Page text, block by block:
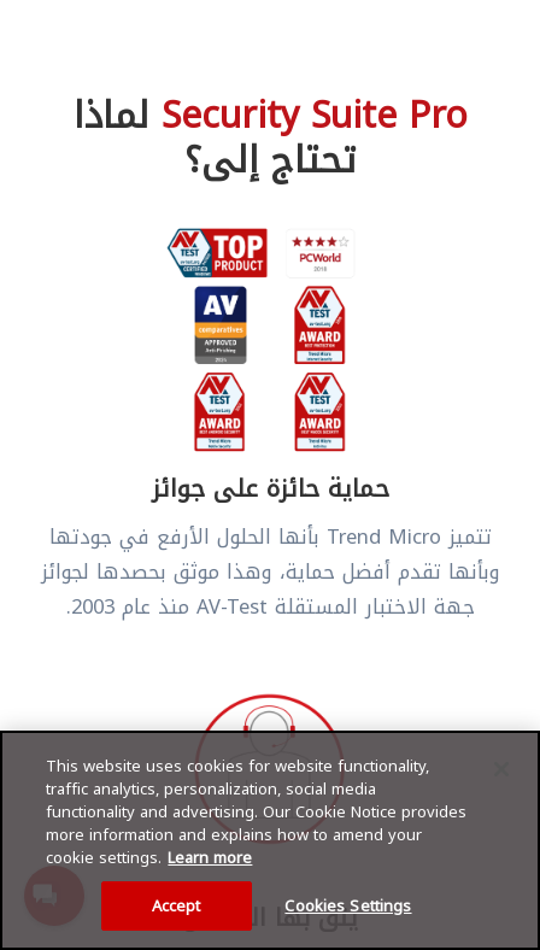
Security Suite Pro لماذا
تحتاج إلى؟
حماية حائزة على جوائز
تتميز Trend Micro بأنها الحلول الأرفع في جودتها
وبأنها تقدم أفضل حماية، وهذا موثق بحصدها لجوائز
جهة الاختبار المستقلة AV-Test منذ عام 2003.
يثق بها الملايين
This website uses cookies for website functionality,
traffic analytics, personalization, social media
functionality and advertising. Our Cookie Notice provides
more information and explains how to amend your
cookie settings. Learn more
Cookies Settings
Accept